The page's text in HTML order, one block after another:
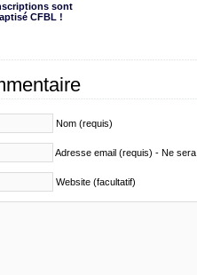
sont
CFBL !
Nom (requis)
Adresse email (requis) - Ne
Website (facultatif)